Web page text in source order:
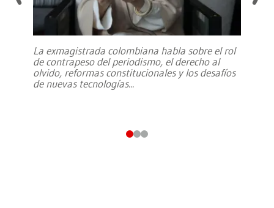
La exmagistrada colombiana habla sobre el rol
de contrapeso del periodismo, el derecho al
olvido, reformas constitucionales y los desafíos
de nuevas tecnologías...